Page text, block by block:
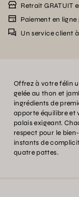
Retrait GRATUIT
Paiement en
Un service client
Offrez à votre félin
gelée au thon et
ingrédients de
apporte équilibre et
palais exigeant.
respect pour le
instants de
quatre pattes.